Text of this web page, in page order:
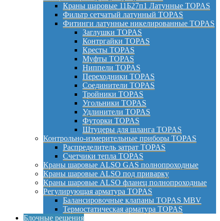
Краны шаровые 11Б27п1 Латунные TOPAS
Фильтр сетчатый латунный TOPAS
Фитинги латунные никелированные TOPAS
Заглушки TOPAS
Контргайки TOPAS
Кресты TOPAS
Муфты TOPAS
Ниппели TOPAS
Переходники TOPAS
Соединители TOPAS
Тройники TOPAS
Угольники TOPAS
Удлинители TOPAS
Футорки TOPAS
Штуцеры для шланга TOPAS
Контрольно-измерительные приборы TOPAS
Распределитель затрат TOPAS
Счетчики тепла TOPAS
Краны шаровые ALSO GAS полнопроходные
Краны шаровые ALSO под приварку
Краны шаровые ALSO фланец полнопроходные
Регулирующая арматура TOPAS
Балансировочные клапаны TOPAS MBV
Термостатическая арматура TOPAS
Блочные решения